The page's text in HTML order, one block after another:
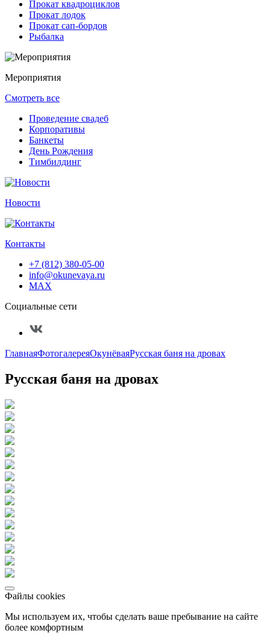
Прокат квадроциклов
Прокат лодок
Прокат сап-бордов
Рыбалка
Мероприятия
Смотреть все
Проведение свадеб
Корпоративы
Банкеты
День Рождения
Тимбилдинг
Новости
Контакты
+7 (812) 380-05-00
info@okunevaya.ru
MAX
Социальные сети
ГлавнаяФотогалереяОкунёваяРусская баня на дровах
Русская баня на дровах
Файлы cookies
Мы используем их, чтобы сделать ваше пребывание на сайте
более комфортным